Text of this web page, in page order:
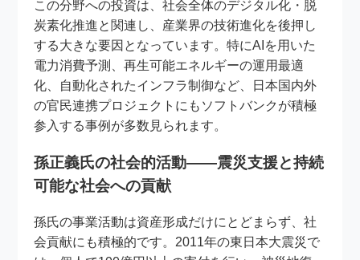
この分野への投資は、社会全体のデジタル化・脱
炭素化推進と関連し、産業界の技術進化を後押し
する大きな要因となっています。特にAIを用いた
電力消費予測、再生可能エネルギーの運用最適
化、自動化されたインフラ制御など、日本国内外
の官民連携プロジェクトにもソフトバンクが積極
参入する事例が多数見られます。
孫正義氏の社会的活動――震災支援と持続
可能な社会への貢献
孫氏の事業活動は資産形成だけにとどまらず、社
会貢献にも積極的です。2011年の東日本大震災で